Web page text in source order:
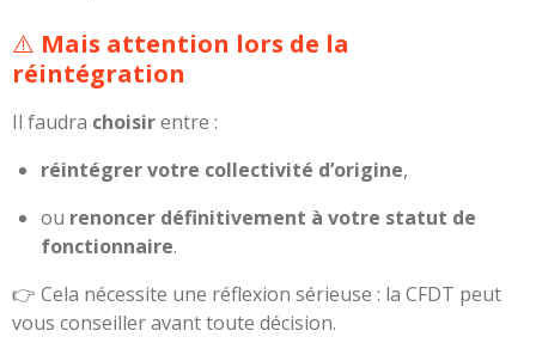
⚠️ Mais attention lors de la
réintégration
Il faudra choisirentre :
réintégrer votre collectivité d’origine,
ou renoncer définitivement à votre statut de
fonctionnaire.
👉 Cela nécessite une réflexion sérieuse : la CFDT peut
vous conseiller avant toute décision.